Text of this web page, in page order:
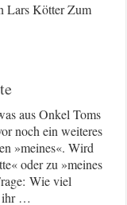
Lars Kötter Zum
aus Onkel Toms
noch ein weiteres
»meines«. Wird
oder zu »meines
Wie viel
ihr …